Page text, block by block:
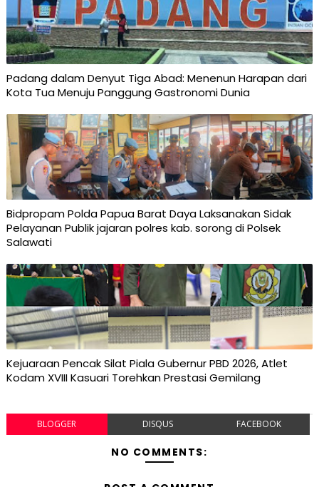
Padang dalam Denyut Tiga Abad: Menenun Harapan dari
Kota Tua Menuju Panggung Gastronomi Dunia
Bidpropam Polda Papua Barat Daya Laksanakan Sidak
Pelayanan Publik jajaran polres kab. sorong di Polsek
Salawati
Kejuaraan Pencak Silat Piala Gubernur PBD 2026, Atlet
Kodam XVIII Kasuari Torehkan Prestasi Gemilang
BLOGGER DISQUS FACEBOOK
NO COMMENTS: